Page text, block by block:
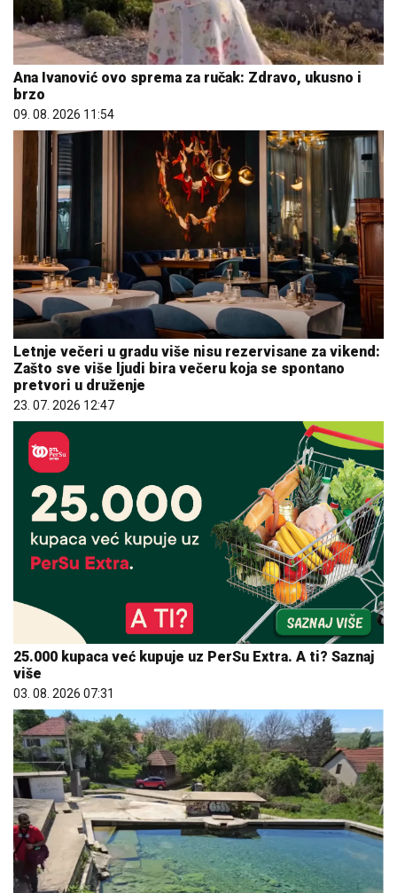
Ana Ivanović ovo sprema za ručak: Zdravo, ukusno i
brzo
09. 08. 2026 11:54
Letnje večeri u gradu više nisu rezervisane za vikend:
Zašto sve više ljudi bira večeru koja se spontano
pretvori u druženje
23. 07. 2026 12:47
25.000 kupaca već kupuje uz PerSu Extra. A ti? Saznaj
više
03. 08. 2026 07:31